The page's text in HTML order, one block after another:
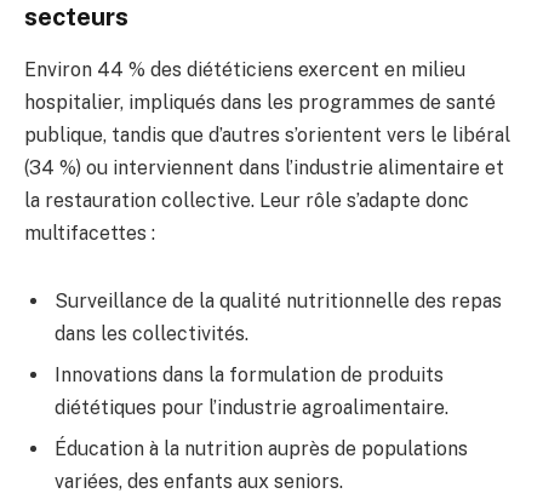
secteurs
Environ 44 % des diététiciens exercent en milieu
hospitalier, impliqués dans les programmes de santé
publique, tandis que d’autres s’orientent vers le libéral
(34 %) ou interviennent dans l’industrie alimentaire et
la restauration collective. Leur rôle s’adapte donc
multifacettes :
Surveillance de la qualité nutritionnelle des repas
dans les collectivités.
Innovations dans la formulation de produits
diététiques pour l’industrie agroalimentaire.
Éducation à la nutrition auprès de populations
variées, des enfants aux seniors.